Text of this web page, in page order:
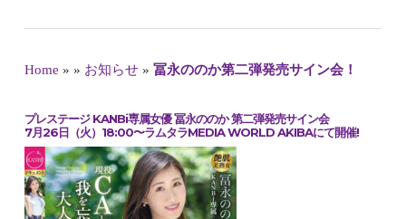
Home » » お知らせ» 冨永ののか第二弾発売サイン会！
プレステージ KANBi専属女優 冨永ののか 第二弾発売サイン会
7月26日（火）18:00〜ラムタラMEDIA WORLD AKIBAにて開催!